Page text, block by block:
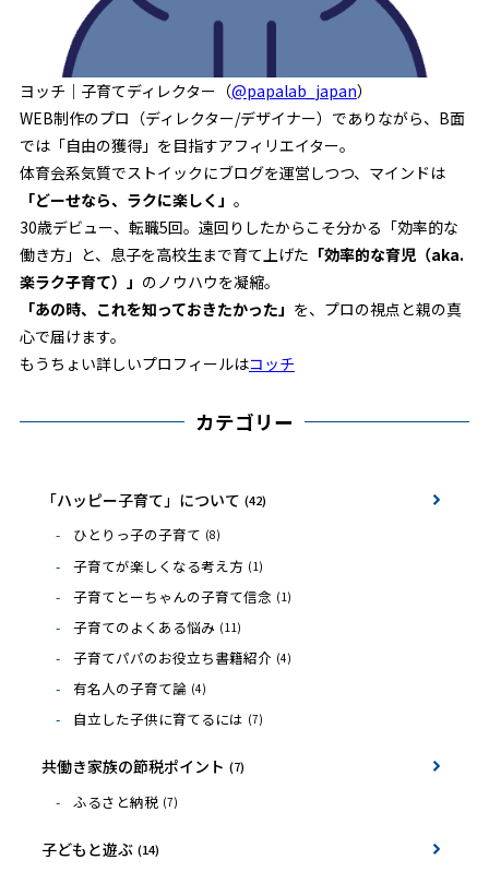
ヨッチ｜子育てディレクター（@papalab_japan）
WEB制作のプロ（ディレクター/デザイナー）でありながら、B面
では「自由の獲得」を目指すアフィリエイター。
体育会系気質でストイックにブログを運営しつつ、マインドは
「どーせなら、ラクに楽しく」 。
30歳デビュー、転職5回。遠回りしたからこそ分かる「効率的な
働き方」と、息子を高校生まで育て上げた 「効率的な育児（aka.
楽ラク子育て）」 のノウハウを凝縮。
「あの時、これを知っておきたかった」 を、プロの視点と親の真
心で届けます。
もうちょい詳しいプロフィールはコッチ
カテゴリー
「ハッピー子育て」について (42)
ひとりっ子の子育て (8)
子育てが楽しくなる考え方 (1)
子育てとーちゃんの子育て信念 (1)
子育てのよくある悩み (11)
子育てパパのお役立ち書籍紹介 (4)
有名人の子育て論 (4)
自立した子供に育てるには (7)
共働き家族の節税ポイント (7)
ふるさと納税 (7)
子どもと遊ぶ (14)